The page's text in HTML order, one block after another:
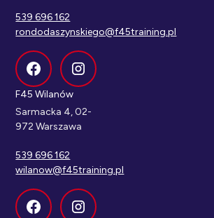
539 696 162
rondodaszynskiego@f45training.pl
F45 Wilanów
Sarmacka 4, 02-
972 Warszawa
539 696 162
wilanow@f45training.pl